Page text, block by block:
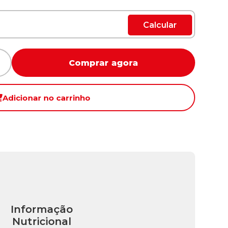
Calcular
Comprar agora
Adicionar no carrinho
Informação
Nutricional